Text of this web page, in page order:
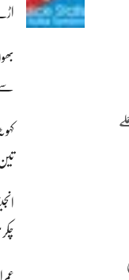
چکری میں